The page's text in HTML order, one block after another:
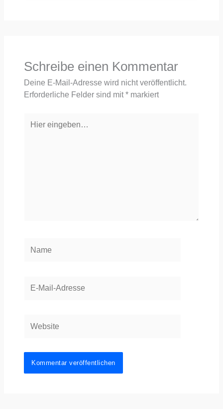
Schreibe einen Kommentar
Deine E-Mail-Adresse wird nicht veröffentlicht.
Erforderliche Felder sind mit* markiert
eingeben…
Mail-